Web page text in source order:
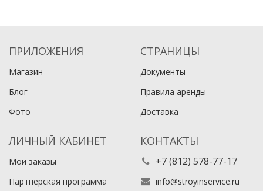
ПРИЛОЖЕНИЯ
Магазин
Блог
Фото
СТРАНИЦЫ
Документы
Правила аренды
Доставка
ЛИЧНЫЙ КАБИНЕТ
Мои заказы
Партнерская программа
КОНТАКТЫ
+7 (812) 578-77-17
info@stroyinservice.ru